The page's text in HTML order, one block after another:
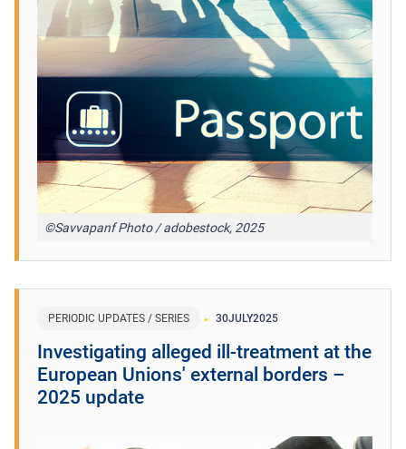
©Savvapanf Photo / adobestock, 2025
PERIODIC UPDATES / SERIES 30JULY2025
​Investigating alleged ill-treatment at the
European Unions' external borders –
2025 update